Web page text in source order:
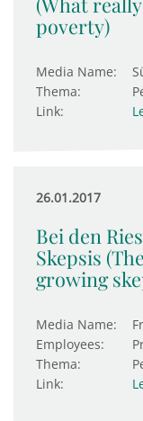
poverty)
Media Name:
Thema:
Link:
26.01.2017
Bei den
Skepsis
growing
Media Name:
Employees:
Thema:
Link: